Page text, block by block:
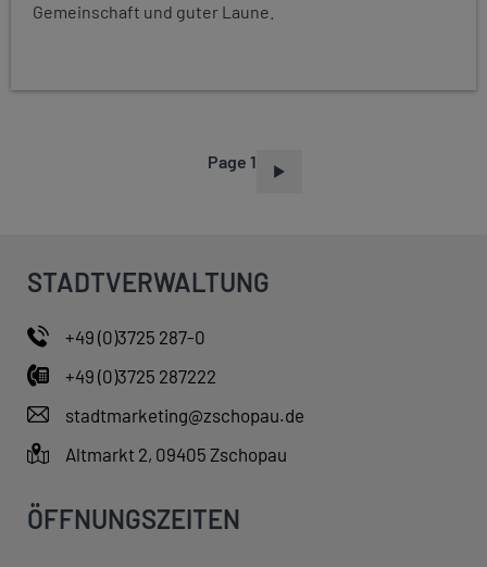
Gemeinschaft und guter Laune.
Page 1
STADTVERWALTUNG
+49 (0)3725 287-0
+49 (0)3725 287222
stadtmarketing@zschopau.de
Altmarkt 2, 09405 Zschopau
ÖFFNUNGSZEITEN